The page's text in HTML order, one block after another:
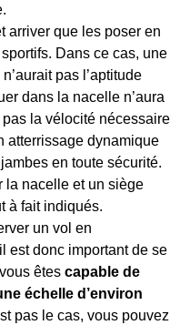
arriver que les poser en
Dans ce cas, une
pas l’aptitude
dans la nacelle n’aura
la vélocité nécessaire
atterrissage dynamique
en toute sécurité.
la nacelle et un siège
à fait indiqués.
un vol en
est donc important de se
êtes capable de
échelle d’environ
pas le cas, vous pouvez